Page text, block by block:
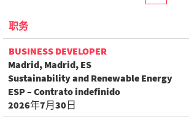
职务
BUSINESS DEVELOPER
Madrid, Madrid, ES
Sustainability and Renewable Energy
ESP – Contrato indefinido
2026年7月30日